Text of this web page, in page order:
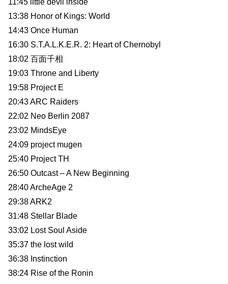
11:45 little devil inside
13:38 Honor of Kings: World
14:43 Once Human
16:30 S.T.A.L.K.E.R. 2: Heart of Chernobyl
18:02 百面千相
19:03 Throne and Liberty
19:58 Project E
20:43 ARC Raiders
22:02 Neo Berlin 2087
23:02 MindsEye
24:09 project mugen
25:40 Project TH
26:50 Outcast – A New Beginning
28:40 ArcheAge 2
29:38 ARK2
31:48 Stellar Blade
33:02 Lost Soul Aside
35:37 the lost wild
36:38 Instinction
38:24 Rise of the Ronin